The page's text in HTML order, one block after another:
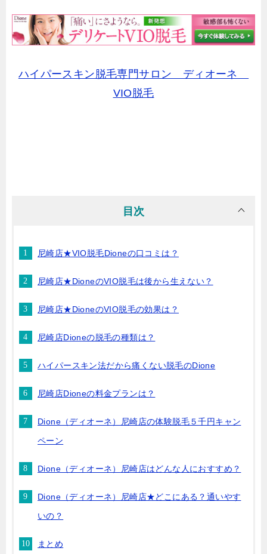
ハイパースキン脱毛専門サロン ディオーネ
VIO脱毛
目次
尼崎店★VIO脱毛Dioneの口コミは？
尼崎店★DioneのVIO脱毛は後から生えない？
尼崎店★DioneのVIO脱毛の効果は？
尼崎店Dioneの脱毛の種類は？
ハイパースキン法だから痛くない脱毛のDione
尼崎店Dioneの料金プランは？
Dione（ディオーネ）尼崎店の体験脱毛５千円キャン
ペーン
Dione（ディオーネ）尼崎店はどんな人におすすめ？
Dione（ディオーネ）尼崎店★どこにある？通いやす
いの？
まとめ